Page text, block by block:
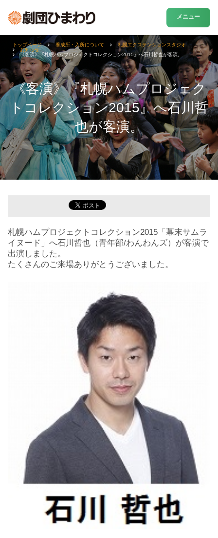
メニュー
《客演》『札幌ハムプロジェク
トコレクション2015』へ石川哲
也が客演。
トップページ 養成所・入所について
札幌エクステンションスタジオ
お知らせ
《客演》『札幌ハムプロジェクトコレクション2015』へ石川哲也が客演。
札幌ハムプロジェクトコレクション2015「幕末サムラ
イヌード」へ石川哲也（青年部/わんわんズ）が客演で
出演しました。
たくさんのご来場ありがとうございました。